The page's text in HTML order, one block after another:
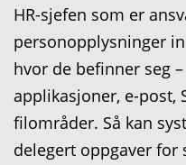
HR-sjefen som er
personopplysninger
hvor de befinner seg
applikasjoner, e-post,
filområder. Så kan
delegert oppgaver for